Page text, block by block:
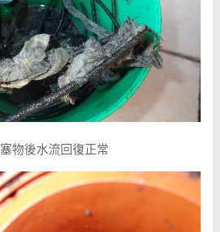
物後水流回復正常